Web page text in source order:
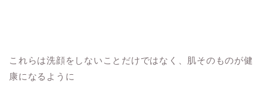
これらは洗顔をしないことだけではなく、肌そのものが健
康になるように